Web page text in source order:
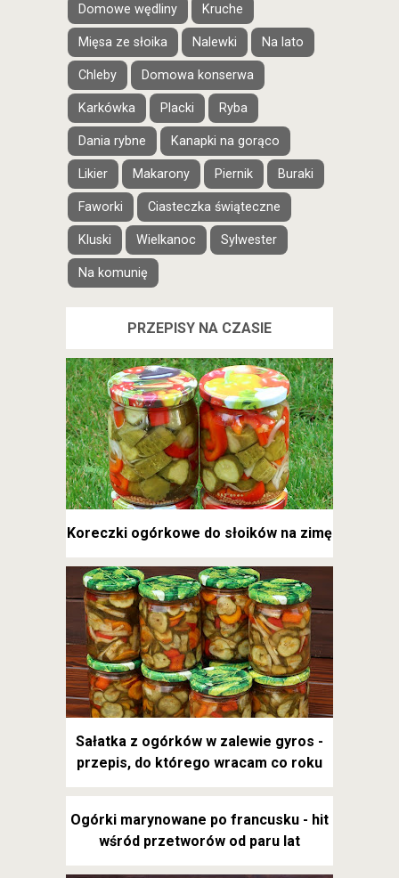
Domowe wędliny Kruche
Mięsa ze słoika Nalewki Na lato
Chleby Domowa konserwa
Karkówka Placki Ryba
Dania rybne Kanapki na gorąco
Likier Makarony Piernik Buraki
Faworki Ciasteczka świąteczne
Kluski Wielkanoc Sylwester
Na komunię
PRZEPISY NA CZASIE
Koreczki ogórkowe do słoików na zimę
Sałatka z ogórków w zalewie gyros -
przepis, do którego wracam co roku
Ogórki marynowane po francusku - hit
wśród przetworów od paru lat